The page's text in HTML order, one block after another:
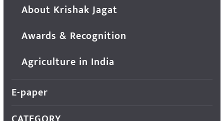
About Krishak Jagat
Awards & Recognition
Agriculture in India
E-paper